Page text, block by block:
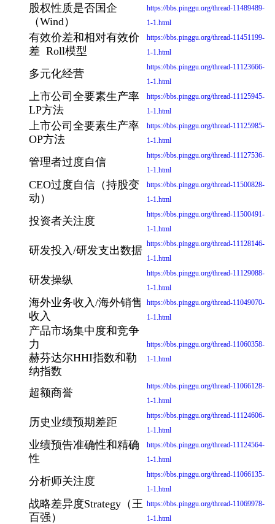
股权性质是否国企
（Wind）
https://bbs.pinggu.org/thread-11489489-
1-1.html
有效价差和相对有效价
差 Roll模型
https://bbs.pinggu.org/thread-11451199-
1-1.html
多元化经营
https://bbs.pinggu.org/thread-11123666-
1-1.html
上市公司全要素生产率
LP方法
https://bbs.pinggu.org/thread-11125945-
1-1.html
上市公司全要素生产率
OP方法
https://bbs.pinggu.org/thread-11125985-
1-1.html
管理者过度自信
https://bbs.pinggu.org/thread-11127536-
1-1.html
CEO过度自信（持股变
动）
https://bbs.pinggu.org/thread-11500828-
1-1.html
投资者关注度
https://bbs.pinggu.org/thread-11500491-
1-1.html
研发投入/研发支出数据
https://bbs.pinggu.org/thread-11128146-
1-1.html
研发操纵
https://bbs.pinggu.org/thread-11129088-
1-1.html
海外业务收入/海外销售
收入
https://bbs.pinggu.org/thread-11049070-
1-1.html
产品市场集中度和竞争
力
https://bbs.pinggu.org/thread-11060358-
1-1.html
赫芬达尔HHI指数和勒
纳指数
超额商誉
https://bbs.pinggu.org/thread-11066128-
1-1.html
历史业绩预期差距
https://bbs.pinggu.org/thread-11124606-
1-1.html
业绩预告准确性和精确
性
https://bbs.pinggu.org/thread-11124564-
1-1.html
分析师关注度
https://bbs.pinggu.org/thread-11066135-
1-1.html
战略差异度Strategy（王
百强）
https://bbs.pinggu.org/thread-11069978-
1-1.html